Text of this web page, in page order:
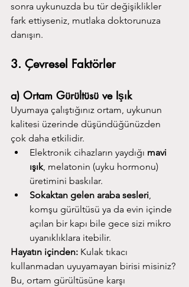
sonra uykunuzda bu tür değişiklikler
fark ettiyseniz, mutlaka doktorunuza
danışın.
3. Çevresel Faktörler
a) Ortam Gürültüsü ve Işık
Uyumaya çalıştığınız ortam, uykunun
kalitesi üzerinde düşündüğünüzden
çok daha etkilidir.
Elektronik cihazların yaydığı mavi
ışık, melatonin (uyku hormonu)
üretimini baskılar.
Sokaktan gelen araba sesleri,
komşu gürültüsü ya da evin içinde
açılan bir kapı bile gece sizi mikro
uyanıklıklara itebilir.
Hayatın içinden: Kulak tıkacı
kullanmadan uyuyamayan birisi misiniz?
Bu, ortam gürültüsüne karşı